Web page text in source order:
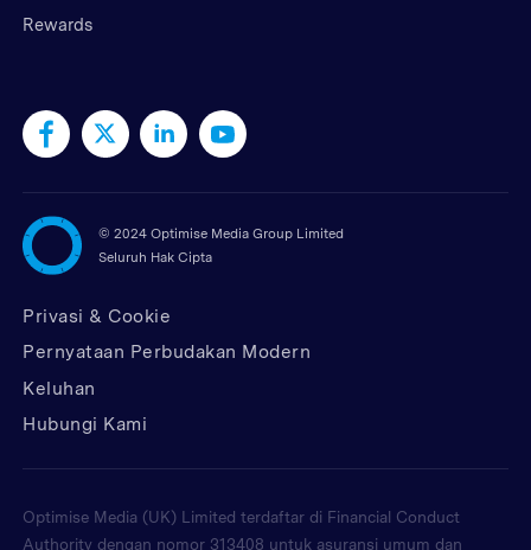
Rewards
© 2024 Optimise Media Group Limited
Seluruh Hak Cipta
Privasi & Cookie
Pernyataan Perbudakan Modern
Keluhan
Hubungi Kami
Optimise Media (UK) Limited terdaftar di Financial Conduct
Authority dengan nomor 313408 untuk asuransi umum dan